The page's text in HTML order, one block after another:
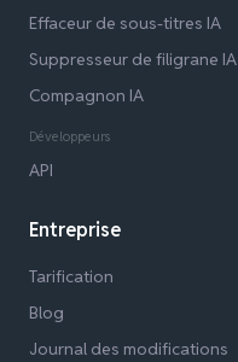
Effaceur de sous-titres IA
Suppresseur de filigrane IA
Compagnon IA
Développeurs
API
Entreprise
Tarification
Blog
Journal des modifications